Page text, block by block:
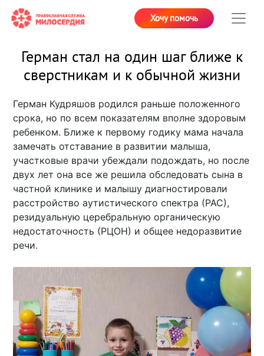
Хочу помочь
Герман стал на один шаг ближе к
сверстникам и к обычной жизни
Герман Кудряшов родился раньше положенного
срока, но по всем показателям вполне здоровым
ребенком. Ближе к первому годику мама начала
замечать отставание в развитии малыша,
участковые врачи убеждали подождать, но после
двух лет она все же решила обследовать сына в
частной клинике и малышу диагностировали
расстройство аутистического спектра (РАС),
резидуальную церебральную органическую
недостаточность (РЦОН) и общее недоразвитие
речи.